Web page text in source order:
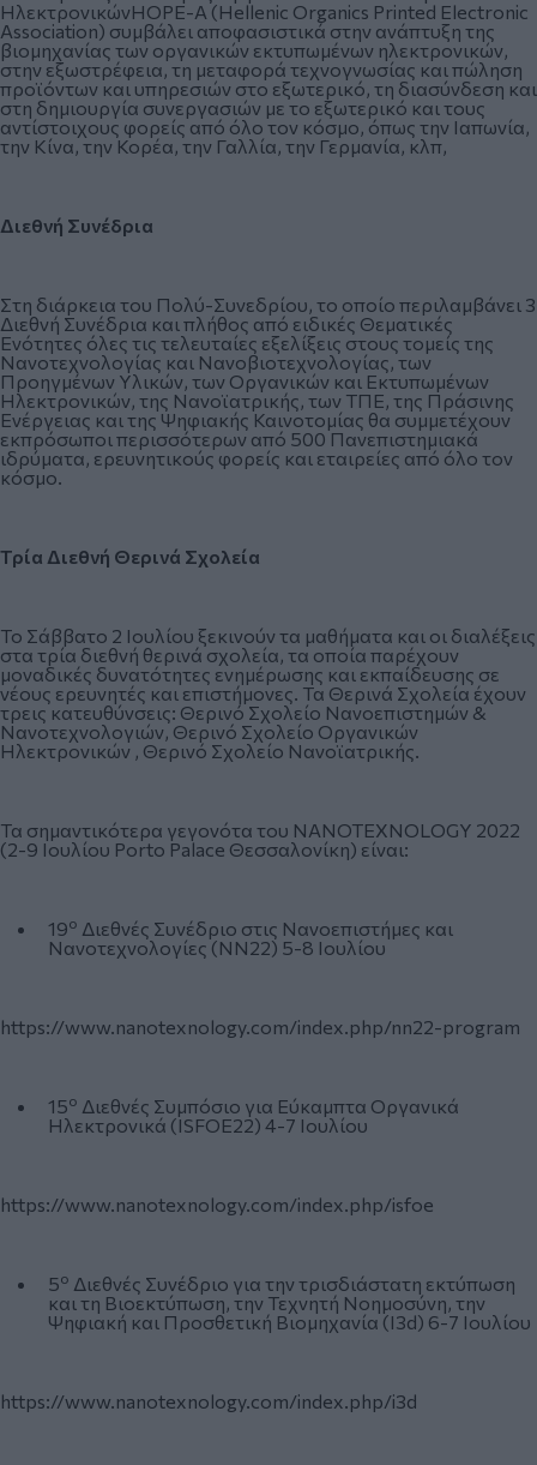
ΗλεκτρονικώνHOPE-A (Hellenic Organics Printed Electronic
Association) συμβάλει αποφασιστικά στην ανάπτυξη της
βιομηχανίας των οργανικών εκτυπωμένων ηλεκτρονικών,
στην εξωστρέφεια, τη μεταφορά τεχνογνωσίας και πώληση
προϊόντων και υπηρεσιών στο εξωτερικό, τη διασύνδεση και
στη δημιουργία συνεργασιών με το εξωτερικό και τους
αντίστοιχους φορείς από όλο τον κόσμο, όπως την Ιαπωνία,
την Κίνα, την Κορέα, την Γαλλία, την Γερμανία, κλπ,
Διεθνή Συνέδρια
Στη διάρκεια του Πολύ-Συνεδρίου, το οποίο περιλαμβάνει 3
Διεθνή Συνέδρια και πλήθος από ειδικές Θεματικές
Ενότητες όλες τις τελευταίες εξελίξεις στους τομείς της
Νανοτεχνολογίας και Νανοβιοτεχνολογίας, των
Προηγμένων Υλικών, των Οργανικών και Εκτυπωμένων
Ηλεκτρονικών, της Νανοϊατρικής, των ΤΠΕ, της Πράσινης
Ενέργειας και της Ψηφιακής Καινοτομίας θα συμμετέχουν
εκπρόσωποι περισσότερων από 500 Πανεπιστημιακά
ιδρύματα, ερευνητικούς φορείς και εταιρείες από όλο τον
κόσμο.
Τρία Διεθνή Θερινά Σχολεία
Το Σάββατο 2 Ιουλίου ξεκινούν τα μαθήματα και οι διαλέξεις
στα τρία διεθνή θερινά σχολεία, τα οποία παρέχουν
μοναδικές δυνατότητες ενημέρωσης και εκπαίδευσης σε
νέους ερευνητές και επιστήμονες. Τα Θερινά Σχολεία έχουν
τρεις κατευθύνσεις: Θερινό Σχολείο Νανοεπιστημών &
Νανοτεχνολογιών, Θερινό Σχολείο Οργανικών
Ηλεκτρονικών , Θερινό Σχολείο Νανοϊατρικής.
Τα σημαντικότερα γεγονότα του NANOTEXNOLOGY 2022
(2-9 Ιουλίου Porto Palace Θεσσαλονίκη) είναι:
19ο Διεθνές Συνέδριο στις Νανοεπιστήμες και
Νανοτεχνολογίες (NN22) 5-8 Ιουλίου
https://www.nanotexnology.com/index.php/nn22-program
15ο Διεθνές Συμπόσιο για Εύκαμπτα Οργανικά
Ηλεκτρονικά (ISFOE22) 4-7 Ιουλίου
https://www.nanotexnology.com/index.php/isfoe
5ο Διεθνές Συνέδριο για την τρισδιάστατη εκτύπωση
και τη Βιοεκτύπωση, την Τεχνητή Νοημοσύνη, την
Ψηφιακή και Προσθετική Βιομηχανία (I3d) 6-7 Ιουλίου
https://www.nanotexnology.com/index.php/i3d